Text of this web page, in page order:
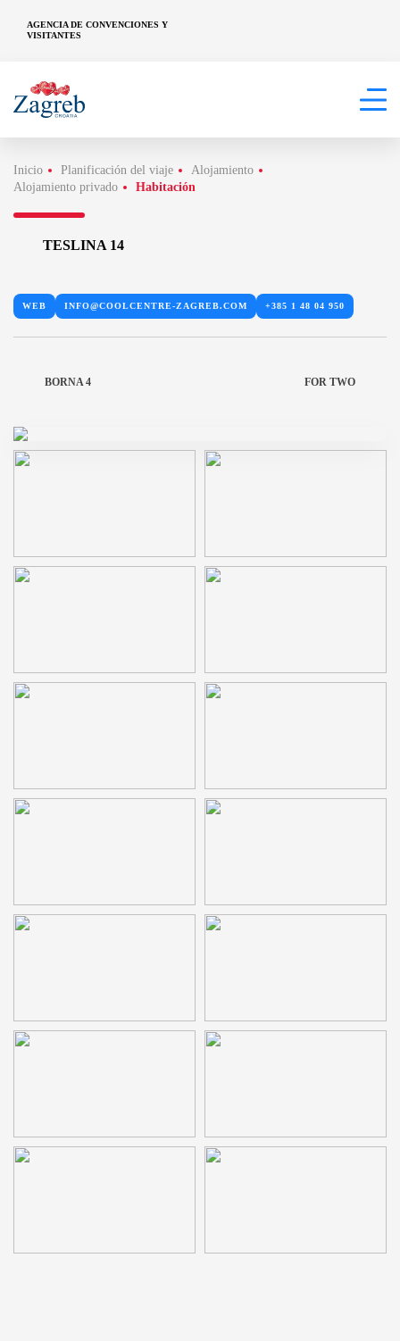
AGENCIA DE CONVENCIONES Y
VISITANTES
Inicio Planificación del viaje
Alojamiento
Alojamiento privado
Habitación
TESLINA 14
WEB INFO@COOLCENTRE-ZAGREB.COM +385 1 48 04 950
BORNA 4 FOR TWO